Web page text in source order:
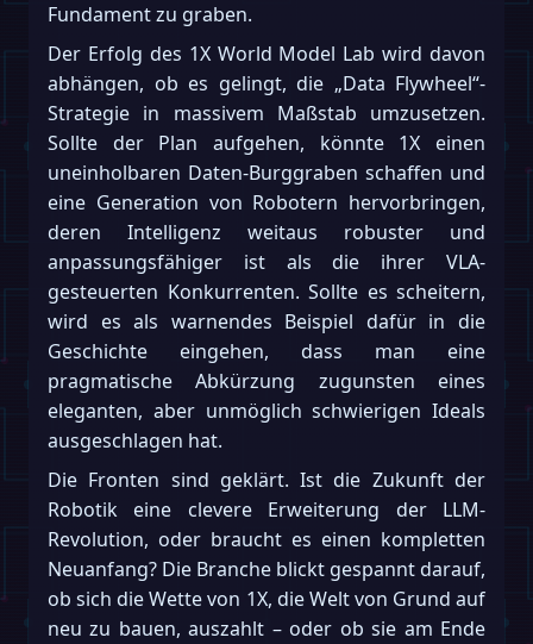
Fundament zu graben.
Der Erfolg des 1X World Model Lab wird davon
abhängen, ob es gelingt, die „Data Flywheel“-
Strategie in massivem Maßstab umzusetzen.
Sollte der Plan aufgehen, könnte 1X einen
uneinholbaren Daten-Burggraben schaffen und
eine Generation von Robotern hervorbringen,
deren Intelligenz weitaus robuster und
anpassungsfähiger ist als die ihrer VLA-
gesteuerten Konkurrenten. Sollte es scheitern,
wird es als warnendes Beispiel dafür in die
Geschichte eingehen, dass man eine
pragmatische Abkürzung zugunsten eines
eleganten, aber unmöglich schwierigen Ideals
ausgeschlagen hat.
Die Fronten sind geklärt. Ist die Zukunft der
Robotik eine clevere Erweiterung der LLM-
Revolution, oder braucht es einen kompletten
Neuanfang? Die Branche blickt gespannt darauf,
ob sich die Wette von 1X, die Welt von Grund auf
neu zu bauen, auszahlt – oder ob sie am Ende